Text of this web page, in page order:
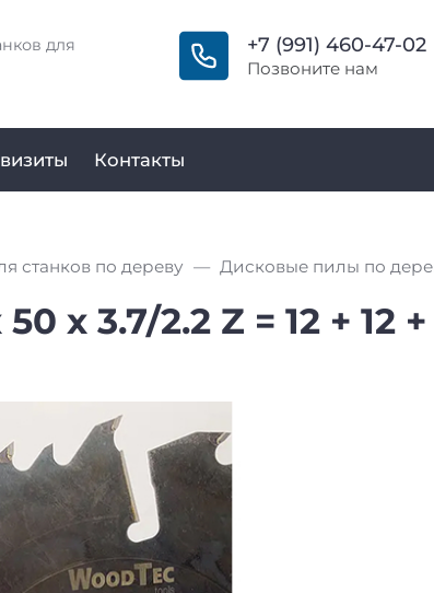
для
+7 (991) 460-47-02
Позвоните нам
Контакты
станков по дереву Дисковые пилы по
х 3.7/2.2 Z = 12 + 12